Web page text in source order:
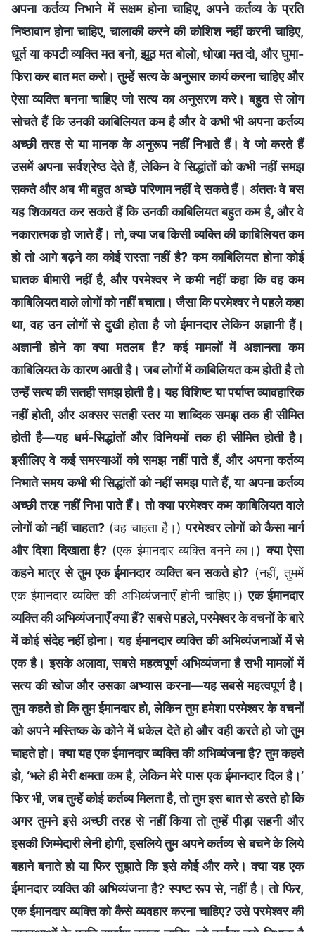
अपना कर्तव्य निभाने में सक्षम होना चाहिए, अपने कर्तव्य के प्रति
निष्ठावान होना चाहिए, चालाकी करने की कोशिश नहीं करनी चाहिए,
धूर्त या कपटी व्यक्ति मत बनो, झूठ मत बोलो, धोखा मत दो, और घुमा-
फिरा कर बात मत करो। तुम्हें सत्य के अनुसार कार्य करना चाहिए और
ऐसा व्यक्ति बनना चाहिए जो सत्य का अनुसरण करे। बहुत से लोग
सोचते हैं कि उनकी काबिलियत कम है और वे कभी भी अपना कर्तव्य
अच्छी तरह से या मानक के अनुरूप नहीं निभाते हैं। वे जो करते हैं
उसमें अपना सर्वश्रेष्ठ देते हैं, लेकिन वे सिद्धांतों को कभी नहीं समझ
सकते और अब भी बहुत अच्छे परिणाम नहीं दे सकते हैं। अंततः वे बस
यह शिकायत कर सकते हैं कि उनकी काबिलियत बहुत कम है, और वे
नकारात्मक हो जाते हैं। तो, क्या जब किसी व्यक्ति की काबिलियत कम
हो तो आगे बढ़ने का कोई रास्ता नहीं है? कम काबिलियत होना कोई
घातक बीमारी नहीं है, और परमेश्वर ने कभी नहीं कहा कि वह कम
काबिलियत वाले लोगों को नहीं बचाता। जैसा कि परमेश्वर ने पहले कहा
था, वह उन लोगों से दुखी होता है जो ईमानदार लेकिन अज्ञानी हैं।
अज्ञानी होने का क्या मतलब है? कई मामलों में अज्ञानता कम
काबिलियत के कारण आती है। जब लोगों में काबिलियत कम होती है तो
उन्हें सत्य की सतही समझ होती है। यह विशिष्ट या पर्याप्त व्यावहारिक
नहीं होती, और अक्सर सतही स्तर या शाब्दिक समझ तक ही सीमित
होती है—यह धर्म-सिद्धांतों और विनियमों तक ही सीमित होती है।
इसीलिए वे कई समस्याओं को समझ नहीं पाते हैं, और अपना कर्तव्य
निभाते समय कभी भी सिद्धांतों को नहीं समझ पाते हैं, या अपना कर्तव्य
अच्छी तरह नहीं निभा पाते हैं। तो क्या परमेश्वर कम काबिलियत वाले
लोगों को नहीं चाहता?(वह चाहता है।)परमेश्वर लोगों को कैसा मार्ग
और दिशा दिखाता है?(एक ईमानदार व्यक्ति बनने का।)क्या ऐसा
कहने मात्र से तुम एक ईमानदार व्यक्ति बन सकते हो? (नहीं, तुममें
एक ईमानदार व्यक्ति की अभिव्यंजनाएँ होनी चाहिए।)एक ईमानदार
व्यक्ति की अभिव्यंजनाएँ क्या हैं? सबसे पहले, परमेश्वर के वचनों के बारे
में कोई संदेह नहीं होना। यह ईमानदार व्यक्ति की अभिव्यंजनाओं में से
एक है। इसके अलावा, सबसे महत्वपूर्ण अभिव्यंजना है सभी मामलों में
सत्य की खोज और उसका अभ्यास करना—यह सबसे महत्वपूर्ण है।
तुम कहते हो कि तुम ईमानदार हो, लेकिन तुम हमेशा परमेश्वर के वचनों
को अपने मस्तिष्क के कोने में धकेल देते हो और वही करते हो जो तुम
चाहते हो। क्या यह एक ईमानदार व्यक्ति की अभिव्यंजना है? तुम कहते
हो, ‘भले ही मेरी क्षमता कम है, लेकिन मेरे पास एक ईमानदार दिल है।’
फिर भी, जब तुम्हें कोई कर्तव्य मिलता है, तो तुम इस बात से डरते हो कि
अगर तुमने इसे अच्छी तरह से नहीं किया तो तुम्हें पीड़ा सहनी और
इसकी जिम्मेदारी लेनी होगी, इसलिये तुम अपने कर्तव्य से बचने के लिये
बहाने बनाते हो या फिर सुझाते कि इसे कोई और करे। क्या यह एक
ईमानदार व्यक्ति की अभिव्यंजना है? स्पष्ट रूप से, नहीं है। तो फिर,
एक ईमानदार व्यक्ति को कैसे व्यवहार करना चाहिए? उसे परमेश्वर की